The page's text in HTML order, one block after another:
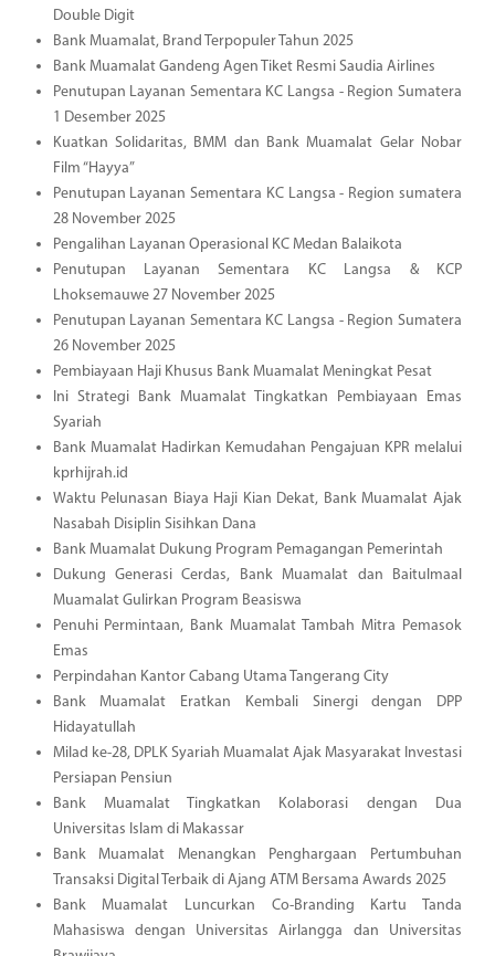
Double Digit
Bank Muamalat, Brand Terpopuler Tahun 2025
Bank Muamalat Gandeng Agen Tiket Resmi Saudia Airlines
Penutupan Layanan Sementara KC Langsa - Region Sumatera
1 Desember 2025
Kuatkan Solidaritas, BMM dan Bank Muamalat Gelar Nobar
Film “Hayya”
Penutupan Layanan Sementara KC Langsa - Region sumatera
28 November 2025
Pengalihan Layanan Operasional KC Medan Balaikota
Penutupan Layanan Sementara KC Langsa & KCP
Lhoksemauwe 27 November 2025
Penutupan Layanan Sementara KC Langsa - Region Sumatera
26 November 2025
Pembiayaan Haji Khusus Bank Muamalat Meningkat Pesat
Ini Strategi Bank Muamalat Tingkatkan Pembiayaan Emas
Syariah
Bank Muamalat Hadirkan Kemudahan Pengajuan KPR melalui
kprhijrah.id
Waktu Pelunasan Biaya Haji Kian Dekat, Bank Muamalat Ajak
Nasabah Disiplin Sisihkan Dana
Bank Muamalat Dukung Program Pemagangan Pemerintah
Dukung Generasi Cerdas, Bank Muamalat dan Baitulmaal
Muamalat Gulirkan Program Beasiswa
Penuhi Permintaan, Bank Muamalat Tambah Mitra Pemasok
Emas
Perpindahan Kantor Cabang Utama Tangerang City
Bank Muamalat Eratkan Kembali Sinergi dengan DPP
Hidayatullah
Milad ke-28, DPLK Syariah Muamalat Ajak Masyarakat Investasi
Persiapan Pensiun
Bank Muamalat Tingkatkan Kolaborasi dengan Dua
Universitas Islam di Makassar
Bank Muamalat Menangkan Penghargaan Pertumbuhan
Transaksi Digital Terbaik di Ajang ATM Bersama Awards 2025
Bank Muamalat Luncurkan Co-Branding Kartu Tanda
Mahasiswa dengan Universitas Airlangga dan Universitas